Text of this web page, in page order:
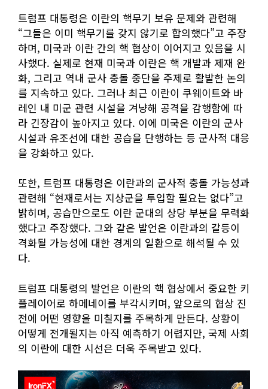
트럼프 대통령은 이란의 핵무기 보유 문제와 관련해
“그들은 이미 핵무기를 갖지 않기로 합의했다”고 주장
하며, 미국과 이란 간의 핵 협상이 이어지고 있음을 시
사했다. 실제로 현재 미국과 이란은 핵 개발과 제재 완
화, 그리고 역내 군사 충돌 중단을 주제로 활발한 논의
를 지속하고 있다. 그러나 최근 이란이 쿠웨이트와 바
레인 내 미군 관련 시설을 겨냥해 공격을 감행함에 따
라 긴장감이 높아지고 있다. 이에 미국은 이란의 군사
시설과 유조선에 대한 공습을 단행하는 등 군사적 대응
을 강화하고 있다.
또한, 트럼프 대통령은 이란과의 군사적 충돌 가능성과
관련해 “현재로서는 지상군을 투입할 필요는 없다”고
밝히며, 공습만으로도 이란 군대의 상당 부분을 무력화
했다고 주장했다. 그와 같은 발언은 이란과의 갈등이
격화될 가능성에 대한 경계의 일환으로 해석될 수 있
다.
트럼프 대통령의 발언은 이란의 핵 협상에서 중요한 키
플레이어로 하메네이를 부각시키며, 앞으로의 협상 진
전에 어떤 영향을 미칠지를 주목하게 만든다. 상황이
어떻게 전개될지는 아직 예측하기 어렵지만, 국제 사회
의 이란에 대한 시선은 더욱 주목받고 있다.